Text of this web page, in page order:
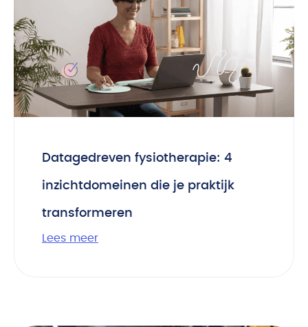
Datagedreven fysiotherapie: 4
inzichtdomeinen die je praktijk
transformeren
Lees meer